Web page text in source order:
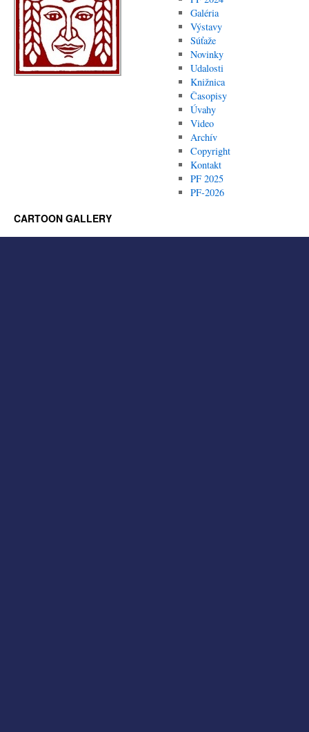
Galéria
Výstavy
Súťaže
Novinky
Udalosti
Knižnica
Časopisy
Úvahy
Video
Archív
Copyright
Kontakt
PF 2025
PF-2026
CARTOON GALLERY